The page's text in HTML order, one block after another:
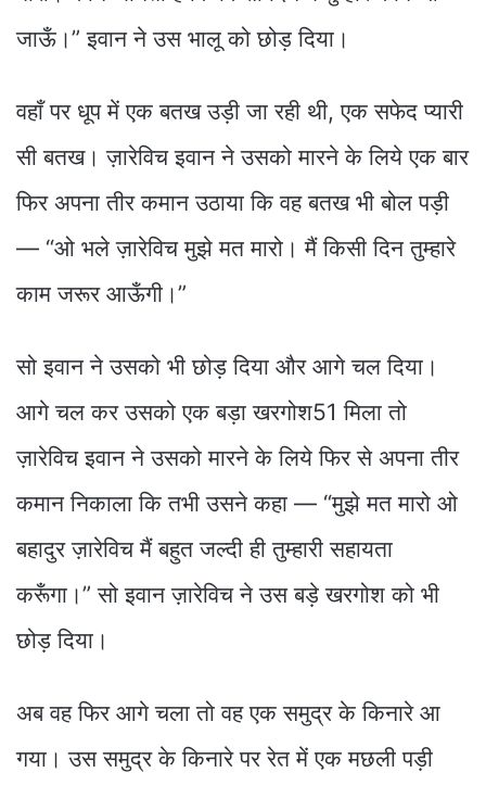
जाऊँ।” इवान ने उस भालू को छोड़ दिया।
वहाँ पर धूप में एक बतख उड़ी जा रही थी, एक सफेद प्यारी
सी बतख। ज़ारेविच इवान ने उसको मारने के लिये एक बार
फिर अपना तीर कमान उठाया कि वह बतख भी बोल पड़ी
— “ओ भले ज़ारेविच मुझे मत मारो। मैं किसी दिन तुम्हारे
काम जरूर आऊँगी।”
सो इवान ने उसको भी छोड़ दिया और आगे चल दिया।
आगे चल कर उसको एक बड़ा खरगोश51 मिला तो
ज़ारेविच इवान ने उसको मारने के लिये फिर से अपना तीर
कमान निकाला कि तभी उसने कहा — “मुझे मत मारो ओ
बहादुर ज़ारेविच मैं बहुत जल्दी ही तुम्हारी सहायता
करूँगा।” सो इवान ज़ारेविच ने उस बड़े खरगोश को भी
छोड़ दिया।
अब वह फिर आगे चला तो वह एक समुद्र के किनारे आ
गया। उस समुद्र के किनारे पर रेत में एक मछली पड़ी